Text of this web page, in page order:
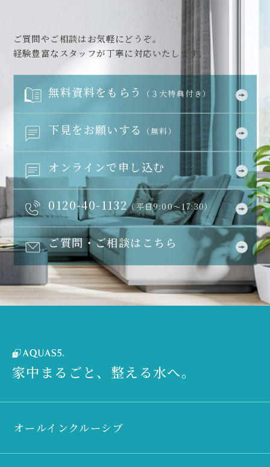
ご質問やご相談はお気軽にどうぞ。
経験豊富なスタッフが丁寧に対応いたします。
無料資料をもらう （３大特典付き）
下見をお願いする （無料）
オンラインで申し込む
0120-40-1132（平日9:00～17:30）
ご質問・ご相談はこちら
家中まるごと、整える水へ。
オールインクルーシブ